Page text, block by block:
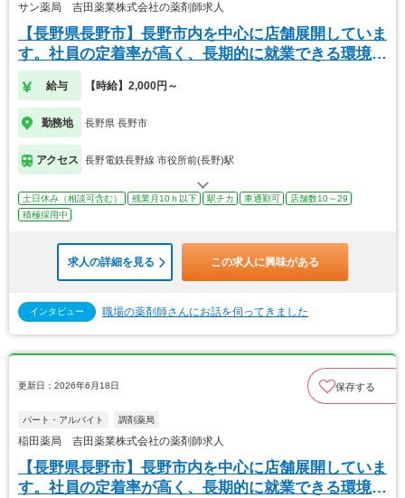
サン薬局 吉田薬業株式会社の薬剤師求人
【長野県長野市】長野市内を中心に店舗展開していま
す。社員の定着率が高く、長期的に就業できる環境が
あり
給与 【時給】2,000円～
勤務地 長野県 長野市
アクセス 長野電鉄長野線 市役所前(長野)駅
土日休み（相談可含む） 残業月10ｈ以下 駅チカ 車通勤可
店舗数10～29
積極採用中
求人の詳細を見る この求人に興味がある
インタビュー 職場の薬剤師さんにお話を伺ってきました
更新日：2026年6月18日 保存する
パート・アルバイト 調剤薬局
稲田薬局 吉田薬業株式会社の薬剤師求人
【長野県長野市】長野市内を中心に店舗展開していま
す。社員の定着率が高く、長期的に就業できる環境が